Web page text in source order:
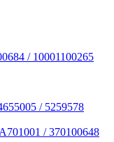
/ 10001100265
/ 5259578
/ 370100648